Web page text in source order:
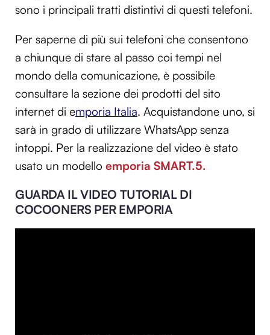
sono i principali tratti distintivi di questi telefoni.
Per saperne di più sui telefoni che consentono
a chiunque di stare al passo coi tempi nel
mondo della comunicazione, è possibile
consultare la sezione dei prodotti del sito
internet di emporia Italia. Acquistandone uno, si
sarà in grado di utilizzare WhatsApp senza
intoppi. Per la realizzazione del video è stato
usato un modello emporia SMART.5.
GUARDA IL VIDEO TUTORIAL DI
COCOONERS PER EMPORIA